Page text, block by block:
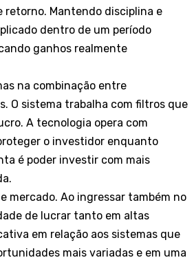
retorno. Mantendo disciplina e
dentro de um período
ganhos realmente
na combinação entre
O sistema trabalha com filtros que
A tecnologia opera com
o investidor enquanto
é poder investir com mais
mercado. Ao ingressar também no
de lucrar tanto em altas
em relação aos sistemas que
mais variadas e em uma